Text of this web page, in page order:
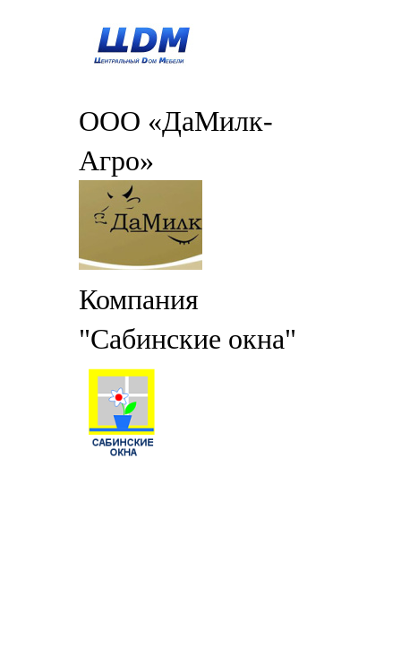
ООО «ДаМилк-
Агро»
Компания
"Сабинские окна"